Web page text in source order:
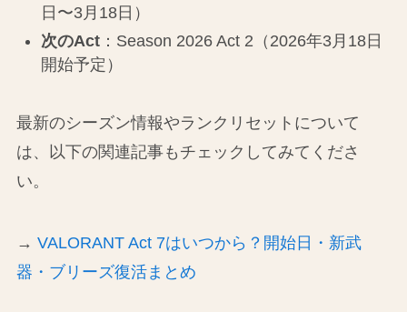
日〜3月18日）
次のAct：Season 2026 Act 2（2026年3月18日
開始予定）
最新のシーズン情報やランクリセットについて
は、以下の関連記事もチェックしてみてくださ
い。
→ VALORANT Act 7はいつから？開始日・新武
器・ブリーズ復活まとめ